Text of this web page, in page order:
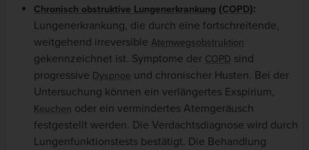
Chronisch obstruktive Lungenerkrankung (COPD):
Lungenerkrankung, die durch eine fortschreitende,
weitgehend irreversible Atemwegsobstruktion
gekennzeichnet ist. Symptome der COPD sind
progressive Dyspnoe und chronischer Husten. Bei der
Untersuchung können ein verlängertes Exspirium,
Keuchen oder ein vermindertes Atemgeräusch
festgestellt werden. Die Verdachtsdiagnose wird durch
Lungenfunktionstests bestätigt. Die Behandlung